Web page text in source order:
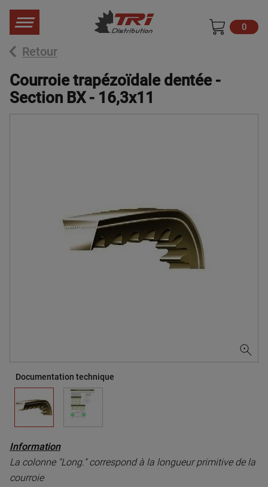
0
Retour
Courroie trapézoïdale dentée -
Section BX - 16,3x11
Documentation technique
Information
La colonne "Long." correspond à la longueur primitive de la
courroie